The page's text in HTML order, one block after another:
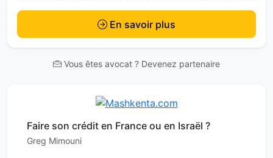
En savoir plus
Vous êtes avocat ? Devenez partenaire
Faire son crédit en France ou en Israël ?
Greg Mimouni